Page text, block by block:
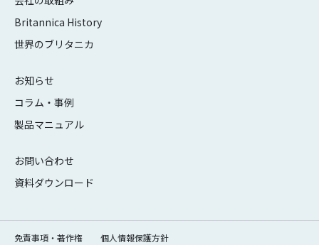
Britannica History
世界のブリタニカ
お知らせ
コラム・事例
製品マニュアル
お問い合わせ
資料ダウンロード
免責事項・著作権 個人情報保護方針